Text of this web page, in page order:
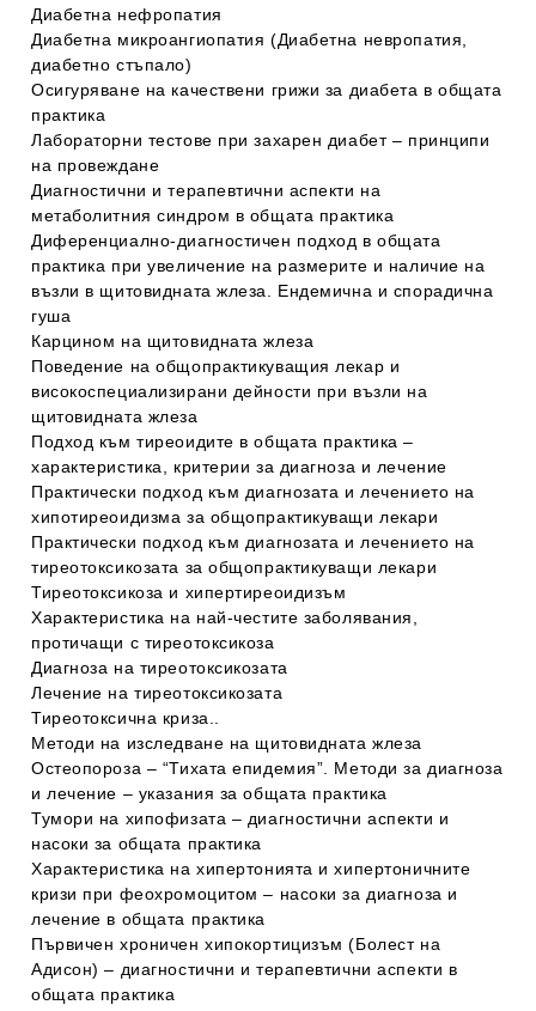
Диабетна нефропатия
Диабетна микроангиопатия (Диабетна невропатия,
диабетно стъпало)
Осигуряване на качествени грижи за диабета в общата
практика
Лабораторни тестове при захарен диабет – принципи
на провеждане
Диагностични и терапевтични аспекти на
метаболитния синдром в общата практика
Диференциално-диагностичен подход в общата
практика при увеличение на размерите и наличие на
възли в щитовидната жлеза. Ендемична и спорадична
гуша
Карцином на щитовидната жлеза
Поведение на общопрактикуващия лекар и
високоспециализирани дейности при възли на
щитовидната жлеза
Подход към тиреоидите в общата практика –
характеристика, критерии за диагноза и лечение
Практически подход към диагнозата и лечението на
хипотиреоидизма за общопрактикуващи лекари
Практически подход към диагнозата и лечението на
тиреотоксикозата за общопрактикуващи лекари
Тиреотоксикоза и хипертиреоидизъм
Характеристика на най-честите заболявания,
протичащи с тиреотоксикоза
Диагноза на тиреотоксикозата
Лечение на тиреотоксикозата
Тиреотоксична криза..
Методи на изследване на щитовидната жлеза
Остеопороза – “Тихата епидемия”. Методи за диагноза
и лечение – указания за общата практика
Тумори на хипофизата – диагностични аспекти и
насоки за общата практика
Характеристика на хипертонията и хипертоничните
кризи при феохромоцитом – насоки за диагноза и
лечение в общата практика
Първичен хроничен хипокортицизъм (Болест на
Адисон) – диагностични и терапевтични аспекти в
общата практика